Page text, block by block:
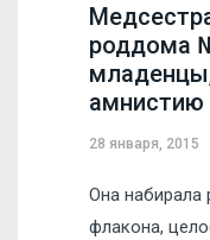
роддома
амнистию
28 января, 2015
Она набирала
флакона,